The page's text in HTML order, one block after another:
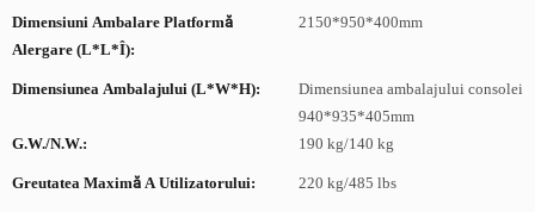
Dimensiuni Ambalare Platformă
Alergare (L*l*Î):
2150*950*400mm
Dimensiunea Ambalajului (l*w*h):
Dimensiunea ambalajului consolei
940*935*405mm
G.W./N.W.:
190 kg/140 kg
Greutatea Maximă A Utilizatorului: 220 kg/485 lbs